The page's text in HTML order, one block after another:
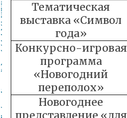
Тематическая
выставка «Символ
года»
Конкурсно-игровая
программа
«Новогодний
переполох»
Новогоднее
представление «для